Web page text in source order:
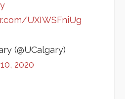
UXIWSFniUg
(@UCalgary)
2020